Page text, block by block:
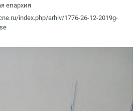
епархия
index.php/arhiv/1776-26-12-2019g-